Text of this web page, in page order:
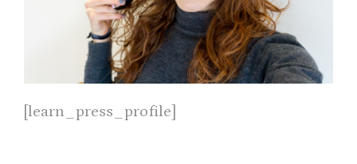
[learn_press_profile]